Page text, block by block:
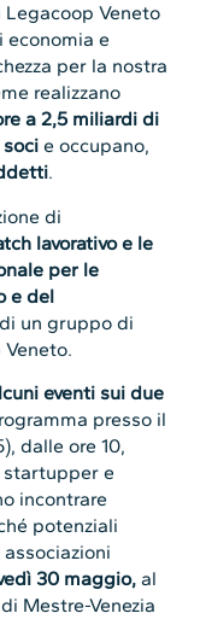
Veneto
economia e
per la nostra
realizzano
a 2,5 miliardi di
e occupano,
.
di
lavorativo e le
per le
e del
un gruppo di
eventi sui due
presso il
dalle ore 10,
startupper e
incontrare
potenziali
30 maggio,al
Mestre-Venezia